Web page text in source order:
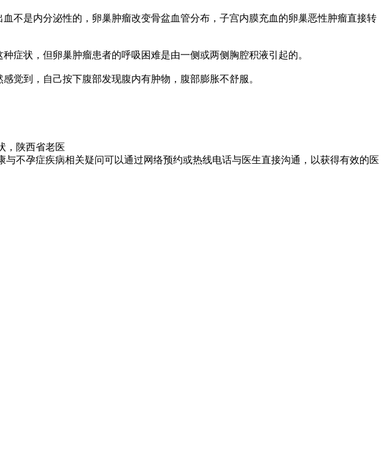
是内分泌性的，卵巢肿瘤改变骨盆血管分布，子宫内膜充血的卵巢恶性肿瘤直接转
状，但卵巢肿瘤患者的呼吸困难是由一侧或两侧胸腔积液引起的。
到，自己按下腹部发现腹内有肿物，腹部膨胀不舒服。
陕西省老医
症疾病相关疑问可以通过网络预约或热线电话与医生直接沟通，以获得有效的医